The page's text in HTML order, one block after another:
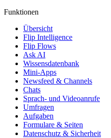
Funktionen
Übersicht
Flip Intelligence
Flip Flows
Ask AI
Wissensdatenbank
Mini-Apps
Newsfeed & Channels
Chats
Sprach- und Videoanrufe
Umfragen
Aufgaben
Formulare & Seiten
Datenschutz & Sicherheit